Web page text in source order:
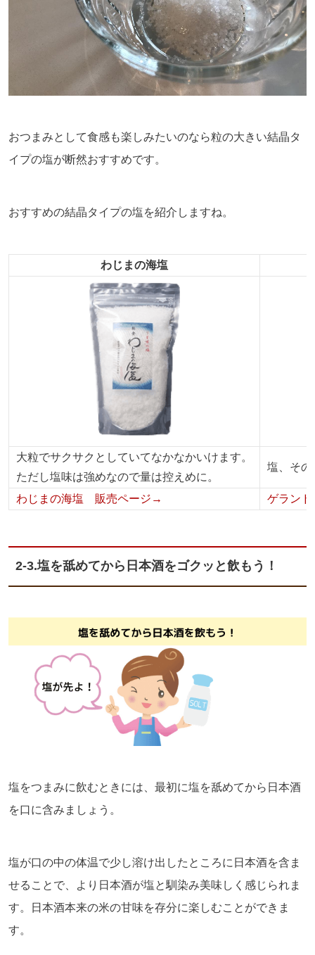
おつまみとして食感も楽しみたいのなら粒の大きい結晶タ
イプの塩が断然おすすめです。
おすすめの結晶タイプの塩を紹介しますね。
わじまの海塩
大粒でサクサクとしていてなかなかいけます。
ただし塩味は強めなので量は控えめに。
塩、その
わじまの海塩 販売ページ→ ゲラン
2-3.塩を舐めてから日本酒をゴクッと飲もう！
塩をつまみに飲むときには、最初に塩を舐めてから日本酒
を口に含みましょう。
塩が口の中の体温で少し溶け出したところに日本酒を含ま
せることで、より日本酒が塩と馴染み美味しく感じられま
す。日本酒本来の米の甘味を存分に楽しむことができま
す。